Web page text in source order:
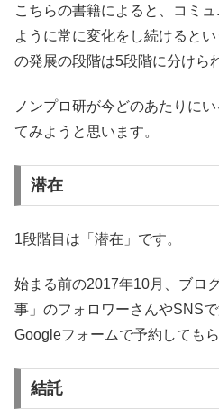
こちらの書籍によると、コミ
ように常に変化をし続けると
の発展の段階は5段階に分けら
ノンプロ研が今どのあたりに
てみようと思います。
潜在
1段階目は「潜在」です。
始まる前の2017年10月、ブロ
事」のフォロワーさんやSNSで
Googleフォームで予約しても
結託